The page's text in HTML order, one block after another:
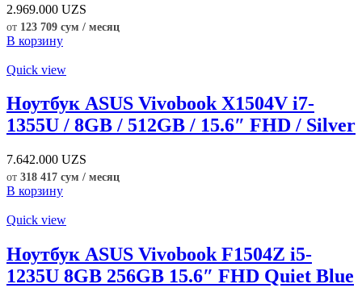
2.969.000 UZS
от 123 709 сум / месяц
В корзину
Quick view
Ноутбук ASUS Vivobook X1504V i7-
1355U / 8GB / 512GB / 15.6″ FHD / Silver
7.642.000 UZS
от 318 417 сум / месяц
В корзину
Quick view
Ноутбук ASUS Vivobook F1504Z i5-
1235U 8GB 256GB 15.6″ FHD Quiet Blue